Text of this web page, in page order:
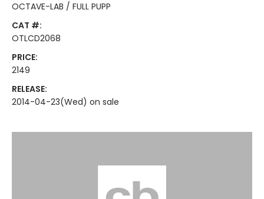
OCTAVE-LAB / FULL PUPP
CAT #:
OTLCD2068
PRICE:
2149
RELEASE:
2014-04-23(Wed) on sale